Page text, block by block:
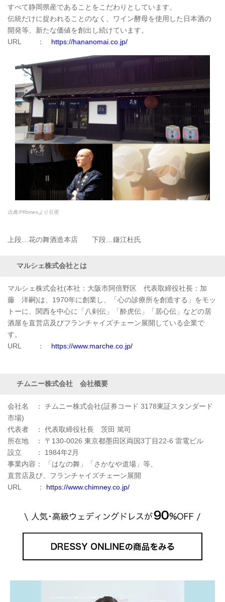
すべて静岡県産であることをこだわりとしています。
伝統だけに捉われることのなく、ワイン酵母を使用した日本酒の
開発等、新たな価値を創出し続けています。
URL ： https://hananomai.co.jp/
出典:PRtimesより引用
上段…花の舞酒造本店 下段…鎌江杜氏
マルシェ株式会社とは
マルシェ株式会社(本社：大阪市阿倍野区 代表取締役社長：加
藤 洋嗣)は、1970年に創業し、「心の診療所を創造する」をモッ
トーに、関西を中心に「八剣伝」「酔虎伝」「居心伝」などの居
酒屋を直営店及びフランチャイズチェーン展開している企業で
す。
URL ： https://www.marche.co.jp/
チムニー株式会社 会社概要
会社名 ： チムニー株式会社(証券コード 3178東証スタンダード
市場)
代表者 ： 代表取締役社長 茨田 篤司
所在地 ： 〒130-0026 東京都墨田区両国3丁目22-6 雷電ビル
設立 ： 1984年2月
事業内容： 「はなの舞」「さかなや道場」等、
直営店及び、フランチャイズチェーン展開
URL ： https://www.chimney.co.jp/